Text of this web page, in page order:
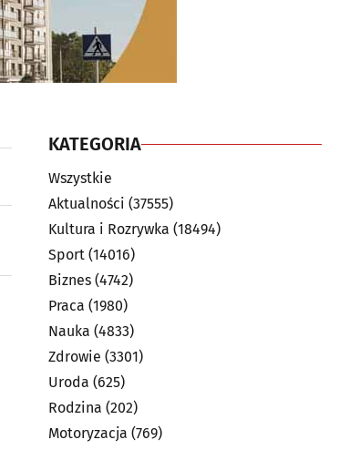
KATEGORIA
Wszystkie
Aktualności (37555)
Kultura i Rozrywka (18494)
Sport (14016)
Biznes (4742)
Praca (1980)
Nauka (4833)
Zdrowie (3301)
Uroda (625)
Rodzina (202)
Motoryzacja (769)